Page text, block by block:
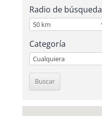
Radio de búsqueda
Categoría